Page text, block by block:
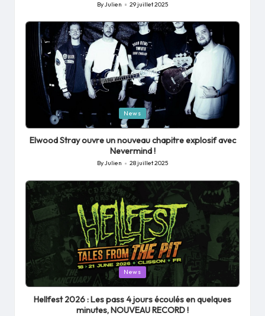
Posted
by
ByJulien 29 juillet 2025
Posted
News
Elwood Stray ouvre un nouveau chapitre explosif avec
Nevermind !
Posted
ByJulien 28 juillet 2025
News
Hellfest 2026 : Les pass 4 jours écoulés en quelques
minutes, NOUVEAU RECORD !